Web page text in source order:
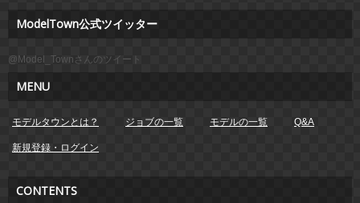
ModelTown公式ツイッター
@Model_Townさんのツイート
MENU
モデルタウンとは？ ジョブの一覧 モデルの一覧 Q&A
新規登録・ログイン
CONTENTS